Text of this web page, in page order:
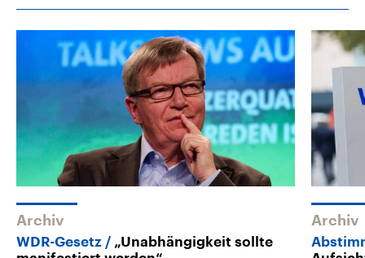
Archiv
WDR-Gesetz
„Unabhängigkeit sollte
Archiv